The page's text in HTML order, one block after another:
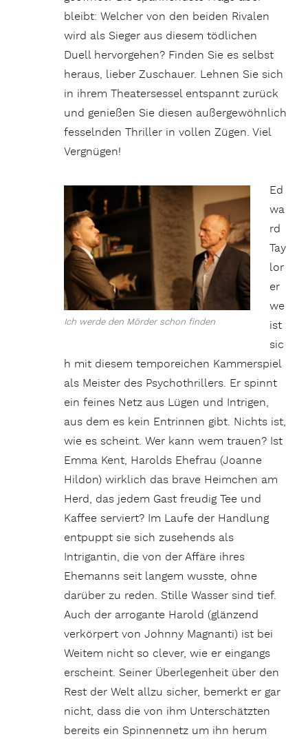
bleibt: Welcher von den beiden Rivalen
wird als Sieger aus diesem tödlichen
Duell hervorgehen? Finden Sie es selbst
heraus, lieber Zuschauer. Lehnen Sie sich
in ihrem Theatersessel entspannt zurück
und genießen Sie diesen außergewöhnlich
fesselnden Thriller in vollen Zügen. Viel
Vergnügen!
Ich werde den Mörder schon finden
Ed
wa
rd
Tay
lor
er
we
ist
sic
h mit diesem temporeichen Kammerspiel
als Meister des Psychothrillers. Er spinnt
ein feines Netz aus Lügen und Intrigen,
aus dem es kein Entrinnen gibt. Nichts ist,
wie es scheint. Wer kann wem trauen? Ist
Emma Kent, Harolds Ehefrau (Joanne
Hildon) wirklich das brave Heimchen am
Herd, das jedem Gast freudig Tee und
Kaffee serviert? Im Laufe der Handlung
entpuppt sie sich zusehends als
Intrigantin, die von der Affäre ihres
Ehemanns seit langem wusste, ohne
darüber zu reden. Stille Wasser sind tief.
Auch der arrogante Harold (glänzend
verkörpert von Johnny Magnanti) ist bei
Weitem nicht so clever, wie er eingangs
erscheint. Seiner Überlegenheit über den
Rest der Welt allzu sicher, bemerkt er gar
nicht, dass die von ihm Unterschätzten
bereits ein Spinnennetz um ihn herum